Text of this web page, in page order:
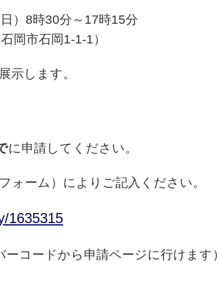
）8時30分～17時15分
岡市石岡1-1-1）
示します。
に申請してください。
ォーム）によりご記入ください。
1635315
コードから申請ページに行けます）